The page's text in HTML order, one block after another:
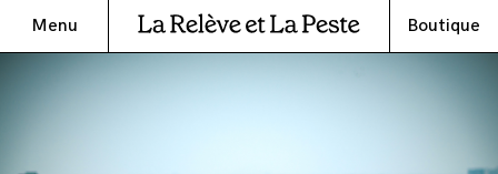
Menu Boutique